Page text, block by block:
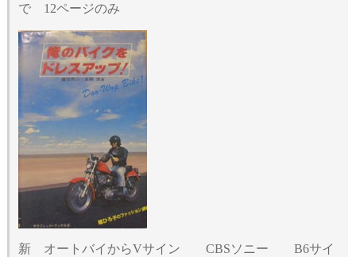
で 12ページのみ
新 オートバイからVサイン CBSソニー B6サイ